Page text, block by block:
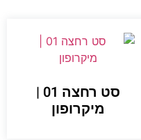
סט רחצה 01 |
מיקרופון